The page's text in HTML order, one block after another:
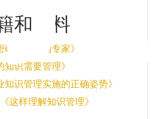
和资料
码如何成为专家》
知识需要管理》
识管理实施的正确姿势》
这样理解知识管理》